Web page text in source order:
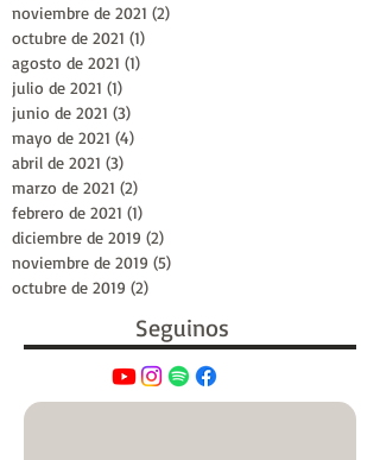
noviembre de 2021 (2)
octubre de 2021 (1)
agosto de 2021 (1)
julio de 2021 (1)
junio de 2021 (3)
mayo de 2021 (4)
abril de 2021 (3)
marzo de 2021 (2)
febrero de 2021 (1)
diciembre de 2019 (2)
noviembre de 2019 (5)
octubre de 2019 (2)
Seguinos